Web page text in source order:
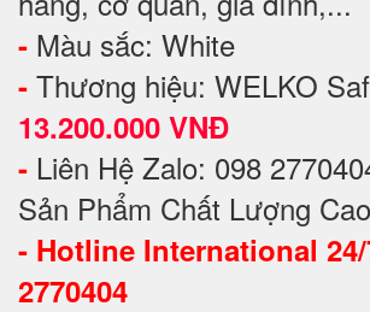
- Màu sắc: White
- Thương hiệu: WELKO
13.200.000 VNĐ
- Liên Hệ Zalo: 098
Sản Phẩm Chất Lượng
- Hotline International
2770404